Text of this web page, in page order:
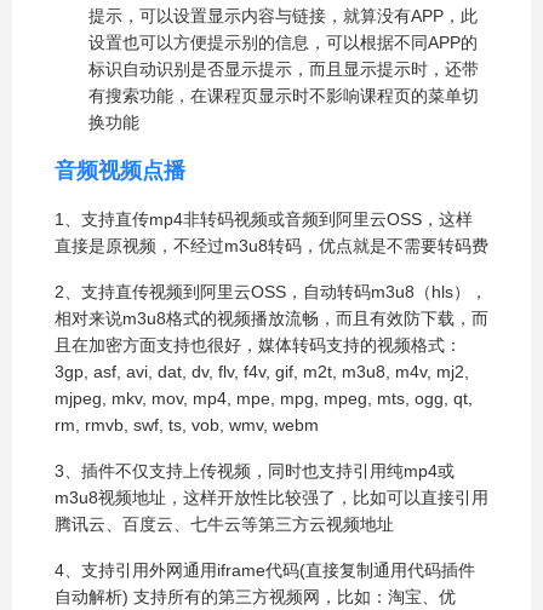
提示，可以设置显示内容与链接，就算没有APP，此
设置也可以方便提示别的信息，可以根据不同APP的
标识自动识别是否显示提示，而且显示提示时，还带
有搜索功能，在课程页显示时不影响课程页的菜单切
换功能
音频视频点播
1、支持直传mp4非转码视频或音频到阿里云OSS，这样
直接是原视频，不经过m3u8转码，优点就是不需要转码费
2、支持直传视频到阿里云OSS，自动转码m3u8（hls），
相对来说m3u8格式的视频播放流畅，而且有效防下载，而
且在加密方面支持也很好，媒体转码支持的视频格式：
3gp, asf, avi, dat, dv, flv, f4v, gif, m2t, m3u8, m4v, mj2,
mjpeg, mkv, mov, mp4, mpe, mpg, mpeg, mts, ogg, qt,
rm, rmvb, swf, ts, vob, wmv, webm
3、插件不仅支持上传视频，同时也支持引用纯mp4或
m3u8视频地址，这样开放性比较强了，比如可以直接引用
腾讯云、百度云、七牛云等第三方云视频地址
4、支持引用外网通用iframe代码(直接复制通用代码插件
自动解析) 支持所有的第三方视频网，比如：淘宝、优